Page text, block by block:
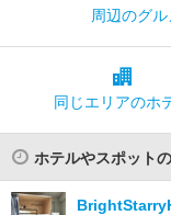
周辺のグ
同じエリアのホ
ホテルやスポット